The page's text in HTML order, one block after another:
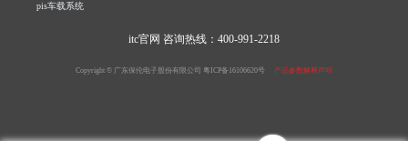
pis车载系统
itc官网 咨询热线：400-991-2218
Copyright © 广东保伦电子股份有限公司 粤ICP备16106620号 产品参数解释声明